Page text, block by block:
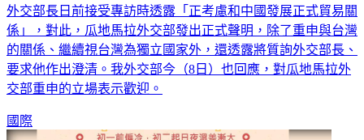
外交部長日前接受專訪時透露「正考慮和中國發展正式貿易關
係」，對此，瓜地馬拉外交部發出正式聲明，除了重申與台灣
的關係、繼續視台灣為獨立國家外，還透露將質詢外交部長、
要求他作出澄清。我外交部今（8日）也回應，對瓜地馬拉外
交部重申的立場表示歡迎。
國際